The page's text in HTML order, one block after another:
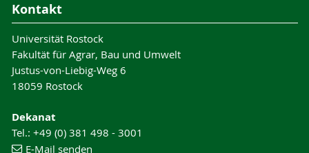
Kontakt
Universität Rostock
Fakultät für Agrar, Bau und Umwelt
Justus-von-Liebig-Weg 6
18059 Rostock
Dekanat
Tel.: +49 (0) 381 498 - 3001
E-Mail senden